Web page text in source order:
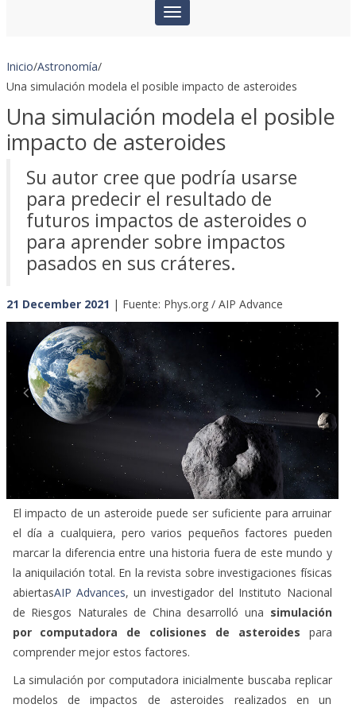
Inicio/Astronomía/
Una simulación modela el posible impacto de asteroides
Una simulación modela el posible
impacto de asteroides
Su autor cree que podría usarse
para predecir el resultado de
futuros impactos de asteroides o
para aprender sobre impactos
pasados en sus cráteres.
21 December 2021 | Fuente: Phys.org / AIP Advance
Previous Next
El impacto de un asteroide puede ser suficiente para arruinar
el día a cualquiera, pero varios pequeños factores pueden
marcar la diferencia entre una historia fuera de este mundo y
la aniquilación total. En la revista sobre investigaciones físicas
abiertasAIP Advances, un investigador del Instituto Nacional
de Riesgos Naturales de China desarrolló una simulación
por computadora de colisiones de asteroides para
comprender mejor estos factores.
La simulación por computadora inicialmente buscaba replicar
modelos de impactos de asteroides realizados en un